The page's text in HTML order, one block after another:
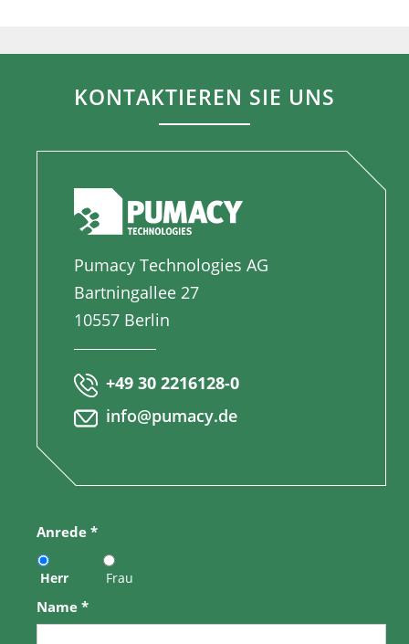
KONTAKTIEREN SIE UNS
Pumacy Technologies AG
Bartningallee 27
10557 Berlin
+49 30 2216128-0
info@pumacy.de
Anrede *
Herr Frau
Name *